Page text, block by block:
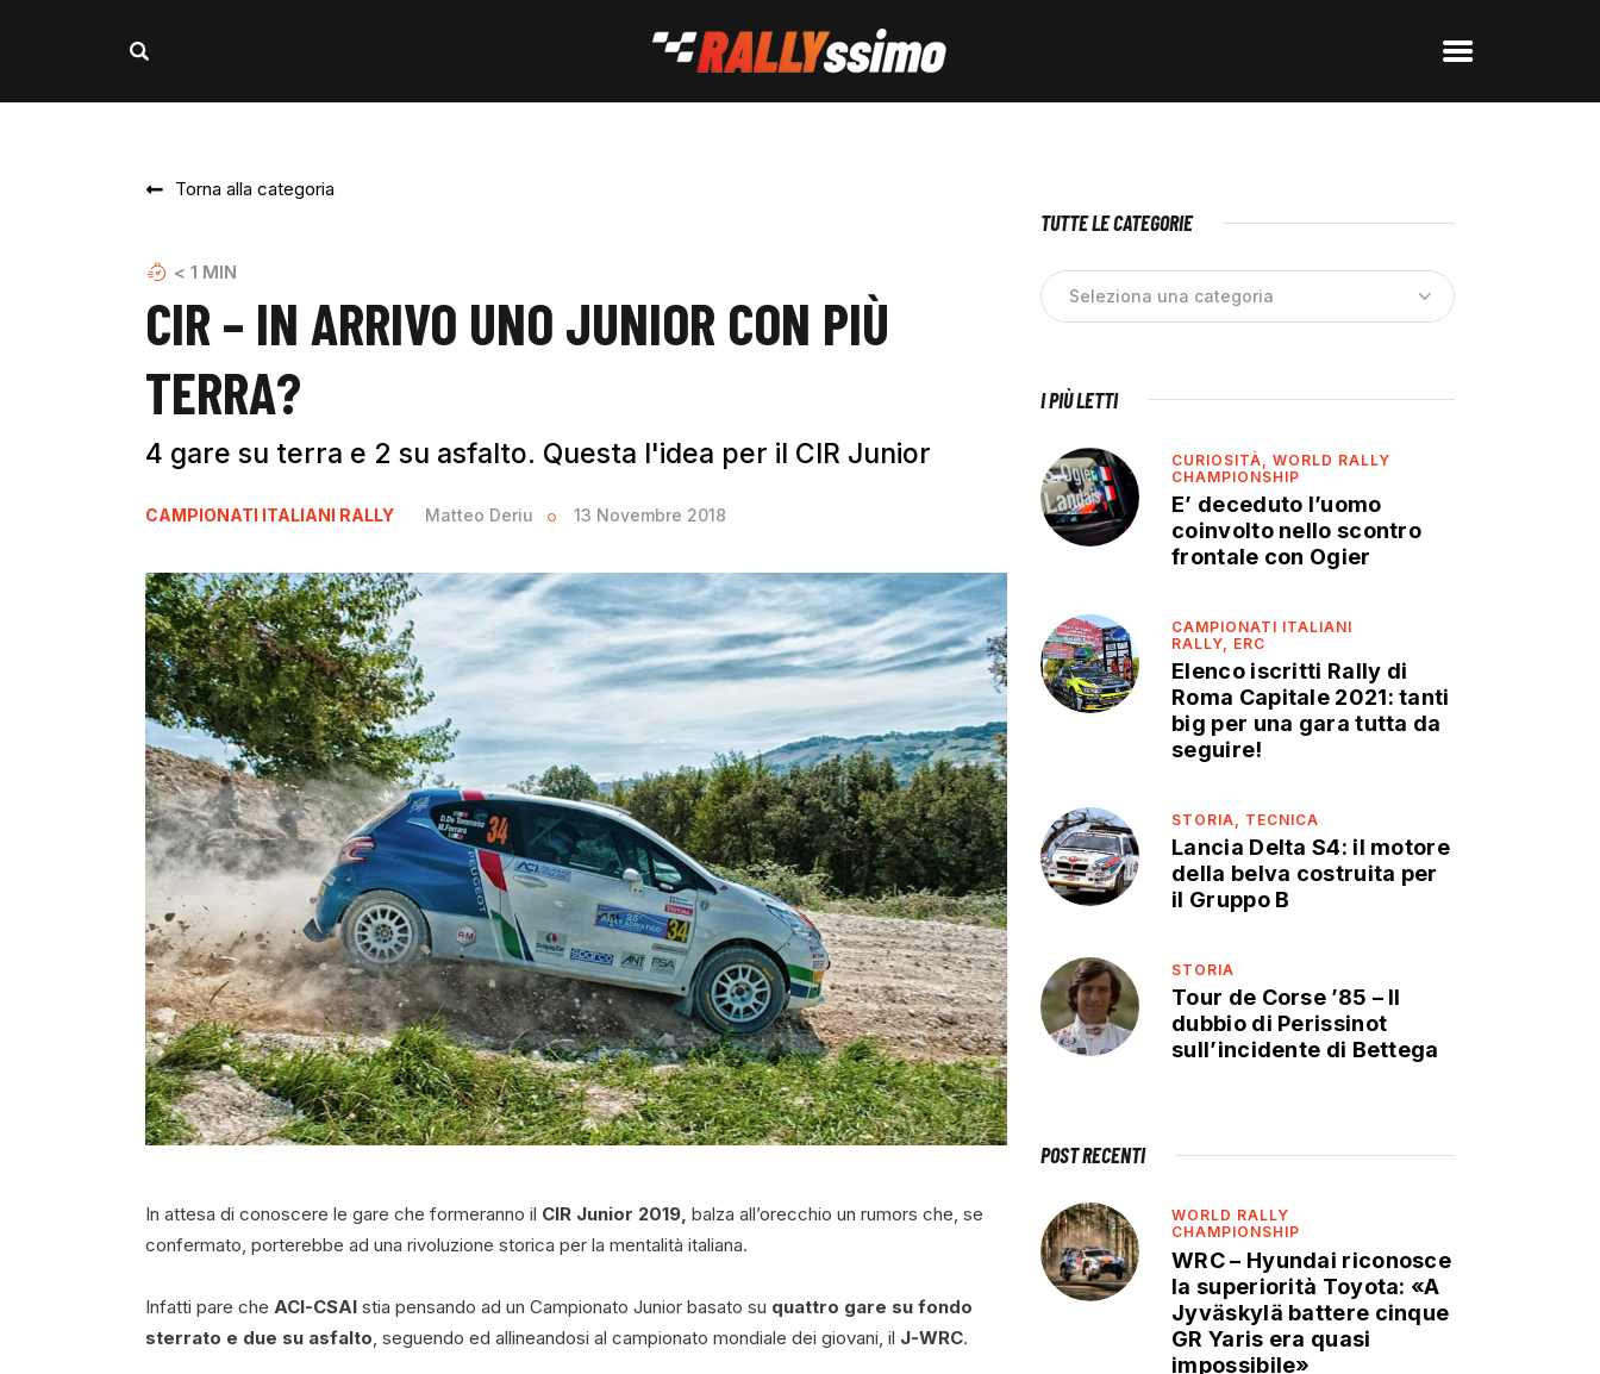
Torna alla categoria
< 1 MIN
CIR – IN ARRIVO UNO JUNIOR CON PIÙ
TERRA?
4 gare su terra e 2 su asfalto. Questa l'idea per il CIR Junior
CAMPIONATI ITALIANI RALLY Matteo Deriu 13 Novembre 2018
In attesa di conoscere le gare che formeranno il CIR Junior 2019, balza all’orecchio un rumors che, se
confermato, porterebbe ad una rivoluzione storica per la mentalità italiana.
Infatti pare che ACI-CSAI stia pensando ad un Campionato Junior basato su quattro gare su fondo
sterrato e due su asfalto, seguendo ed allineandosi al campionato mondiale dei giovani, il J-WRC.
TUTTE LE CATEGORIE
I PIÙ LETTI
CURIOSITÀ,WORLD RALLY
CHAMPIONSHIP
E’ deceduto l’uomo
coinvolto nello scontro
frontale con Ogier
CAMPIONATI ITALIANI
RALLY, ERC
Elenco iscritti Rally di
Roma Capitale 2021: tanti
big per una gara tutta da
seguire!
STORIA, TECNICA
Lancia Delta S4: il motore
della belva costruita per
il Gruppo B
STORIA
Tour de Corse ’85 – Il
dubbio di Perissinot
sull’incidente di Bettega
POST RECENTI
WORLD RALLY
CHAMPIONSHIP
WRC – Hyundai riconosce
la superiorità Toyota: «A
Jyväskylä battere cinque
GR Yaris era quasi
impossibile»